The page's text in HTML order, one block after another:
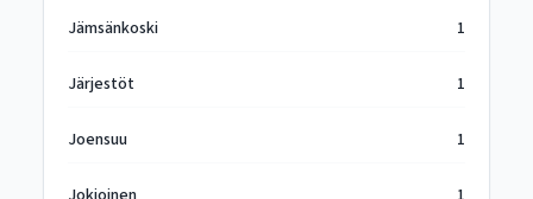
Jämsänkoski 1
Järjestöt 1
Joensuu 1